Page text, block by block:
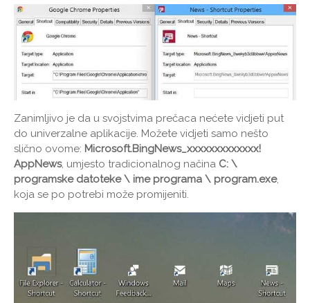
Zanimljivo je da u svojstvima prečaca nećete vidjeti put
do univerzalne aplikacije. Možete vidjeti samo nešto
slično ovome: Microsoft.BingNews_xxxxxxxxxxxxx!
AppNews, umjesto tradicionalnog načina C: \
programske datoteke \ ime programa \ program.exe,
koja se po potrebi može promijeniti.